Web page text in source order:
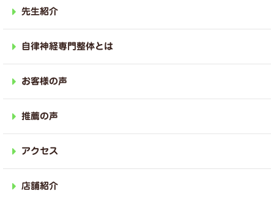
先生紹介
自律神経専門整体とは
お客様の声
推薦の声
アクセス
店舗紹介